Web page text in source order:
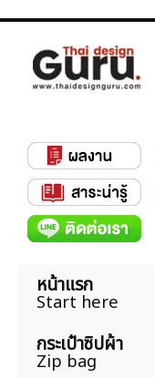
หน้าแรก
Start here
กระเป๋าซิปผ้า
Zip bag